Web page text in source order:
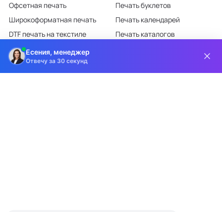
Офсетная печать
Широкоформатная печать
DTF печать на текстиле
Лазерная гравировка
Печать буклетов
Печать календарей
Печать каталогов
Есения, менеджер
Отвечу за 30 секунд